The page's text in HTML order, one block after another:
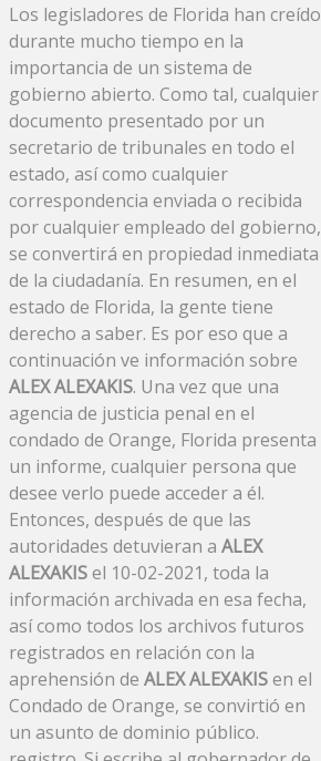
Los legisladores de Florida han creído
durante mucho tiempo en la
importancia de un sistema de
gobierno abierto. Como tal, cualquier
documento presentado por un
secretario de tribunales en todo el
estado, así como cualquier
correspondencia enviada o recibida
por cualquier empleado del gobierno,
se convertirá en propiedad inmediata
de la ciudadanía. En resumen, en el
estado de Florida, la gente tiene
derecho a saber. Es por eso que a
continuación ve información sobre
ALEX ALEXAKIS. Una vez que una
agencia de justicia penal en el
condado de Orange, Florida presenta
un informe, cualquier persona que
desee verlo puede acceder a él.
Entonces, después de que las
autoridades detuvieran a ALEX
ALEXAKISel 10-02-2021, toda la
información archivada en esa fecha,
así como todos los archivos futuros
registrados en relación con la
aprehensión de ALEX ALEXAKISen el
Condado de Orange, se convirtió en
un asunto de dominio público.